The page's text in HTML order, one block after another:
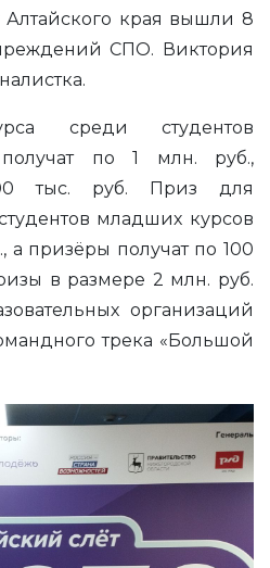
Алтайского края вышли 8
СПО. Виктория
среди студентов
по 1 млн. руб.,
тыс. руб. Приз для
младших курсов
а призёры получат по 100
в размере 2 млн. руб.
организаций
трека «Большой